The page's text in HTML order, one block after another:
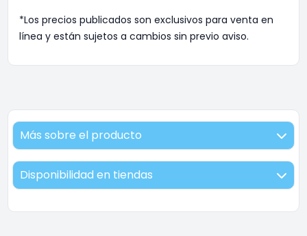
*Los precios publicados son exclusivos para venta en
línea y están sujetos a cambios sin previo aviso.
Más sobre el producto
Disponibilidad en tiendas